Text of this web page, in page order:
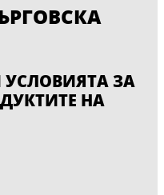
УСЛОВИЯТА ЗА
НА